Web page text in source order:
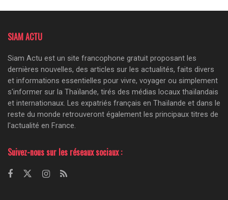
SIAM ACTU
Siam Actu est un site francophone gratuit proposant les
dernières nouvelles, des articles sur les actualités, faits divers
et informations essentielles pour vivre, voyager ou simplement
s'informer sur la Thaïlande, tirés des médias locaux thaïlandais
et internationaux. Les expatriés français en Thaïlande et dans le
reste du monde retrouveront également les principaux titres de
l'actualité en France.
Suivez-nous sur les réseaux sociaux :